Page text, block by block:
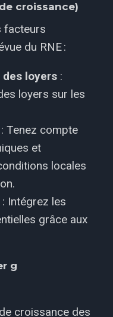
croissance)
facteurs
du RNE :
loyers :
loyers sur les
: Tenez compte
et
locales
: Intégrez les
grâce aux
g
croissance des